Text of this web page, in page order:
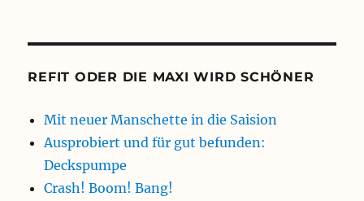
REFIT ODER DIE MAXI WIRD SCHÖNER
Mit neuer Manschette in die Saision
Ausprobiert und für gut befunden:
Deckspumpe
Crash! Boom! Bang!